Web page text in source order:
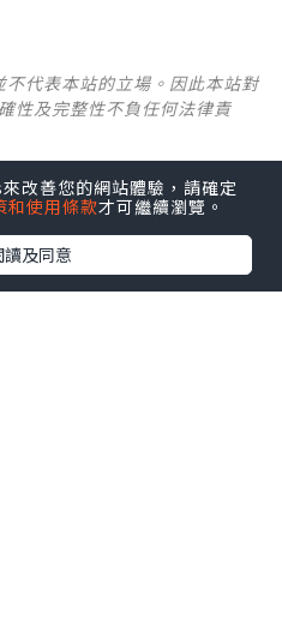
代表本站的立場。因此本站對
性及完整性不負任何法律責
社群創作有價企劃》
美食丶親子丶寵物丶扮靚
改善您的網站體驗，請確定
和使用條款才可繼續瀏覽。
及同意